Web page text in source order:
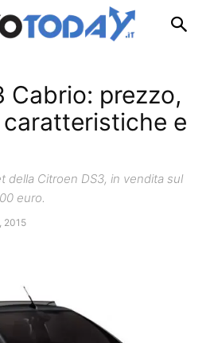
Cabrio: prezzo,
e
della Citroen DS3, in vendita sul
euro.
2015